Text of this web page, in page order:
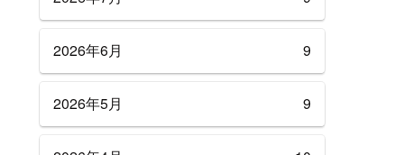
2026年6月 9
2026年5月 9